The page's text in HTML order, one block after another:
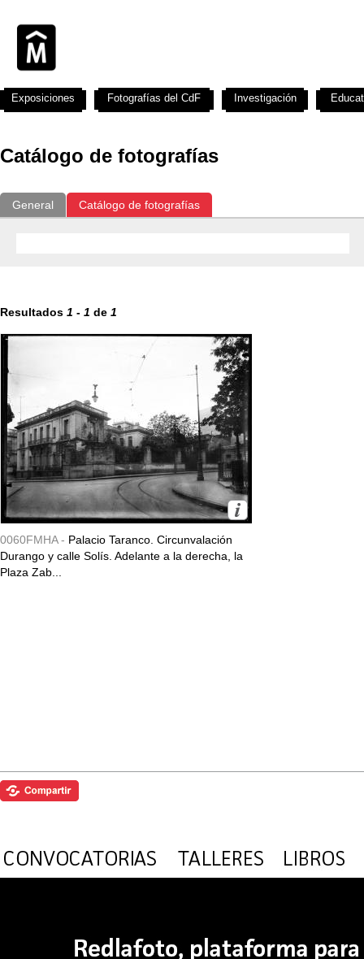
Catálogo de fotografías
General Catálogo de fotografías
Resultados 1 - 1 de 1
0060FMHA - Palacio Taranco. Circunvalación
Durango y calle Solís. Adelante a la derecha, la
Plaza Zab...
Exposiciones Fotografías del CdF Investigación